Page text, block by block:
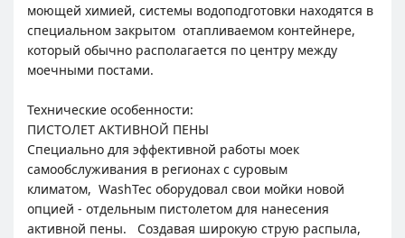
моющей химией, системы водоподготовки находятся в
специальном закрытом отапливаемом контейнере,
который обычно располагается по центру между
моечными постами.
Технические особенности:
ПИСТОЛЕТ АКТИВНОЙ ПЕНЫ
Специально для эффективной работы моек
самообслуживания в регионах с суровым
климатом, WashTec оборудовал свои мойки новой
опцией - отдельным пистолетом для нанесения
активной пены. Создавая широкую струю распыла,